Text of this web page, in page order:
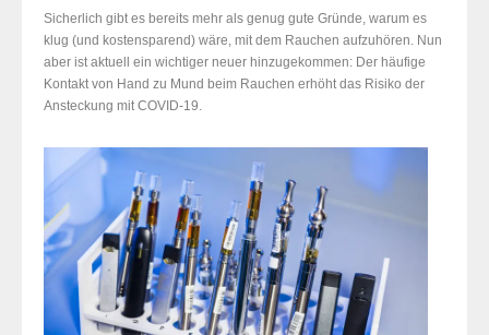
Sicherlich gibt es bereits mehr als genug gute Gründe, warum es
klug (und kostensparend) wäre, mit dem Rauchen aufzuhören. Nun
aber ist aktuell ein wichtiger neuer hinzugekommen: Der häufige
Kontakt von Hand zu Mund beim Rauchen erhöht das Risiko der
Ansteckung mit COVID-19.